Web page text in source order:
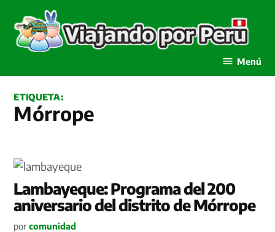
contenido
Menú
ETIQUETA:
Mórrope
Lambayeque: Programa del 200
aniversario del distrito de Mórrope
por comunidad